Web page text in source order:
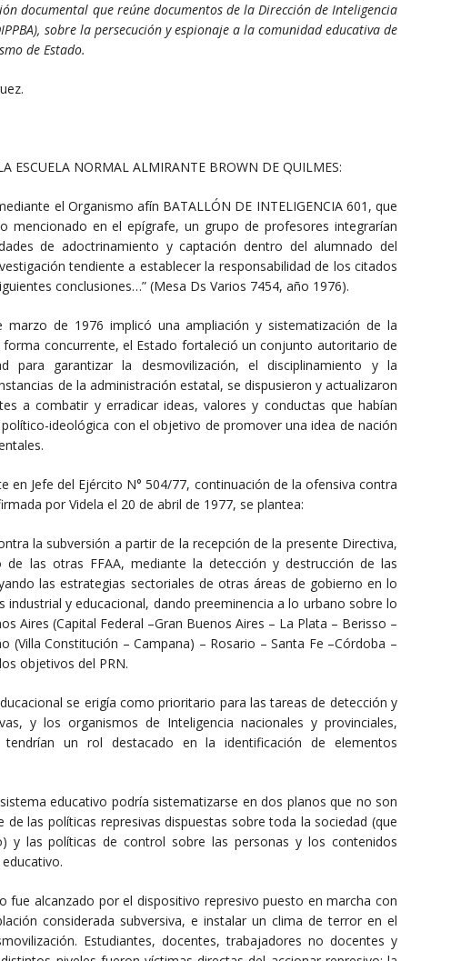
documental que reúne documentos de la Dirección de Inteligencia
sobre la persecución y espionaje a la comunidad educativa de
de Estado.
ESCUELA NORMAL ALMIRANTE BROWN DE QUILMES:
el Organismo afín BATALLÓN DE INTELIGENCIA 601, que
mencionado en el epígrafe, un grupo de profesores integrarían
de adoctrinamiento y captación dentro del alumnado del
tendiente a establecer la responsabilidad de los citados
conclusiones…” (Mesa Ds Varios 7454, año 1976).
de 1976 implicó una ampliación y sistematización de la
concurrente, el Estado fortaleció un conjunto autoritario de
para garantizar la desmovilización, el disciplinamiento y la
de la administración estatal, se dispusieron y actualizaron
a combatir y erradicar ideas, valores y conductas que habían
ideológica con el objetivo de promover una idea de nación
en Jefe del Ejército N° 504/77, continuación de la ofensiva contra
por Videla el 20 de abril de 1977, se plantea:
la subversión a partir de la recepción de la presente Directiva,
las otras FFAA, mediante la detección y destrucción de las
las estrategias sectoriales de otras áreas de gobierno en lo
y educacional, dando preeminencia a lo urbano sobre lo
Aires (Capital Federal –Gran Buenos Aires – La Plata – Berisso –
(Villa Constitución – Campana) – Rosario – Santa Fe –Córdoba –
objetivos del PRN.
se erigía como prioritario para las tareas de detección y
y los organismos de Inteligencia nacionales y provinciales,
un rol destacado en la identificación de elementos
educativo podría sistematizarse en dos planos que no son
las políticas represivas dispuestas sobre toda la sociedad (que
y las políticas de control sobre las personas y los contenidos
fue alcanzado por el dispositivo represivo puesto en marcha con
considerada subversiva, e instalar un clima de terror en el
Estudiantes, docentes, trabajadores no docentes y